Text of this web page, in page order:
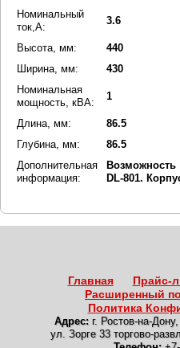
Номинальный
ток,А:
3.6
Высота, мм:
440
Ширина, мм:
430
Номинальная
мощность, кВА:
1
Длина, мм:
86.5
Глубина, мм:
86.5
Дополнительная
информация:
DL-801.
Главная Прайс-
Расширенный
Политика
Адрес: г. Ростов-на-Дону,
ул. Зорге 33 торгово-